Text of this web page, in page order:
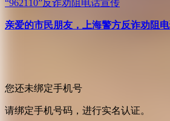
“962110”反诈劝阻电话宣传
亲爱的市民朋友，上海警方反诈劝阻
您还未绑定手机号
请绑定手机号码，进行实名认证。